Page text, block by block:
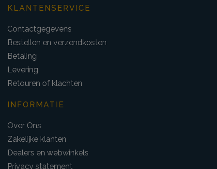
KLANTENSERVICE
Contactgegevens
Bestellen en verzendkosten
Betaling
Levering
Retouren of klachten
INFORMATIE
Over Ons
Zakelijke klanten
Dealers en webwinkels
Privacy statement